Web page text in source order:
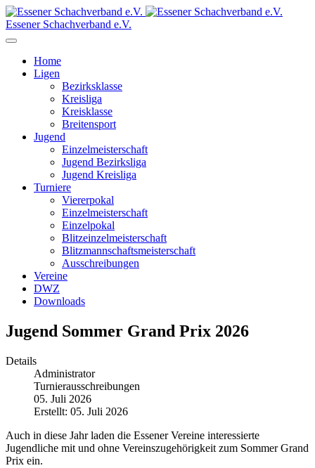
Essener Schachverband e.V.
Home
Ligen
Bezirksklasse
Kreisliga
Kreisklasse
Breitensport
Jugend
Einzelmeisterschaft
Jugend Bezirksliga
Jugend Kreisliga
Turniere
Viererpokal
Einzelmeisterschaft
Einzelpokal
Blitzeinzelmeisterschaft
Blitzmannschaftsmeisterschaft
Ausschreibungen
Vereine
DWZ
Downloads
Jugend Sommer Grand Prix 2026
Details
Administrator
Turnierausschreibungen
05. Juli 2026
Erstellt: 05. Juli 2026
Auch in diese Jahr laden die Essener Vereine interessierte
Jugendliche mit und ohne Vereinszugehörigkeit zum Sommer Grand
Prix ein.